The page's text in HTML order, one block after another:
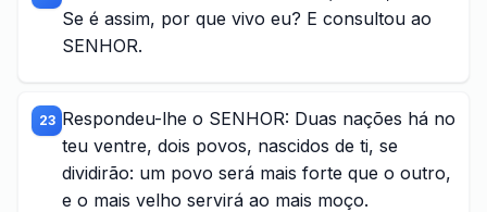
Se é assim, por que vivo eu? E consultou ao
SENHOR.
23 Respondeu-lhe o SENHOR: Duas nações há no
teu ventre, dois povos, nascidos de ti, se
dividirão: um povo será mais forte que o outro,
e o mais velho servirá ao mais moço.